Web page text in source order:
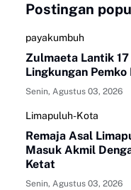
Postingan
payakumbuh
Zulmaeta Lantik
Lingkungan
Senin, Agustus 03, 2026
Limapuluh-Kota
Remaja Asal
Masuk Akmil
Ketat
Senin, Agustus 03, 2026